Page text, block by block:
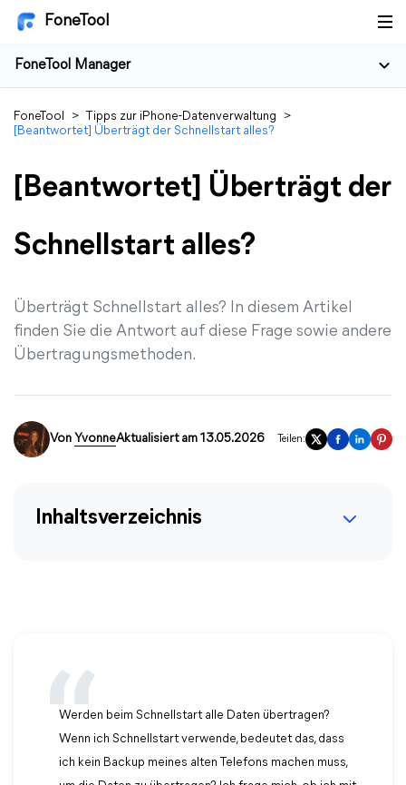
FoneTool
FoneTool Manager
FoneTool > Tipps zur iPhone-Datenverwaltung
>
[Beantwortet] Überträgt der Schnellstart alles?
[Beantwortet] Überträgt der
Schnellstart alles?
Überträgt Schnellstart alles? In diesem Artikel
finden Sie die Antwort auf diese Frage sowie andere
Übertragungsmethoden.
Von YvonneAktualisiert am 13.05.2026 Teilen:
Inhaltsverzeichnis
Werden beim Schnellstart alle Daten übertragen?
Wenn ich Schnellstart verwende, bedeutet das, dass
ich kein Backup meines alten Telefons machen muss,